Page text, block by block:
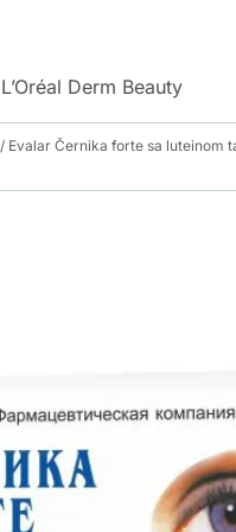
L’Oréal Derm Beauty
/ Evalar Černika forte sa luteinom